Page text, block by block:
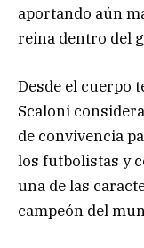
aportando aún
reina dentro del
Desde el cuerpo
Scaloni
de convivencia
los futbolistas y
una de las
campeón del